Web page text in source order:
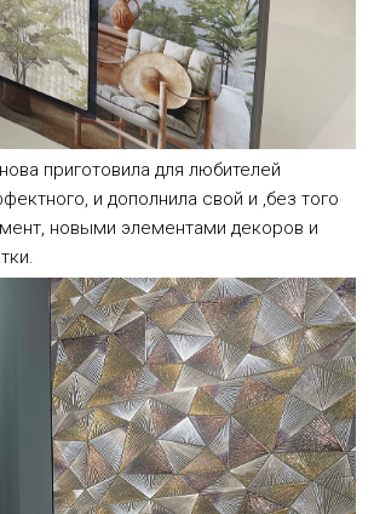
приготовила для любителей
и дополнила свой и ,без того
новыми элементами декоров и